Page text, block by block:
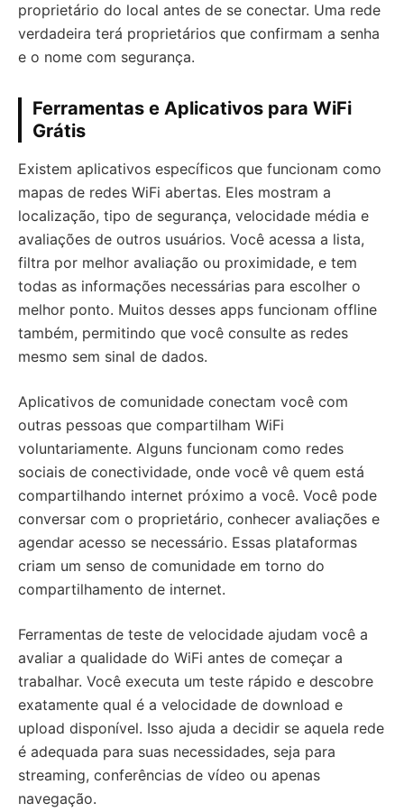
proprietário do local antes de se conectar. Uma rede
verdadeira terá proprietários que confirmam a senha
e o nome com segurança.
Ferramentas e Aplicativos para WiFi
Grátis
Existem aplicativos específicos que funcionam como
mapas de redes WiFi abertas. Eles mostram a
localização, tipo de segurança, velocidade média e
avaliações de outros usuários. Você acessa a lista,
filtra por melhor avaliação ou proximidade, e tem
todas as informações necessárias para escolher o
melhor ponto. Muitos desses apps funcionam offline
também, permitindo que você consulte as redes
mesmo sem sinal de dados.
Aplicativos de comunidade conectam você com
outras pessoas que compartilham WiFi
voluntariamente. Alguns funcionam como redes
sociais de conectividade, onde você vê quem está
compartilhando internet próximo a você. Você pode
conversar com o proprietário, conhecer avaliações e
agendar acesso se necessário. Essas plataformas
criam um senso de comunidade em torno do
compartilhamento de internet.
Ferramentas de teste de velocidade ajudam você a
avaliar a qualidade do WiFi antes de começar a
trabalhar. Você executa um teste rápido e descobre
exatamente qual é a velocidade de download e
upload disponível. Isso ajuda a decidir se aquela rede
é adequada para suas necessidades, seja para
streaming, conferências de vídeo ou apenas
navegação.